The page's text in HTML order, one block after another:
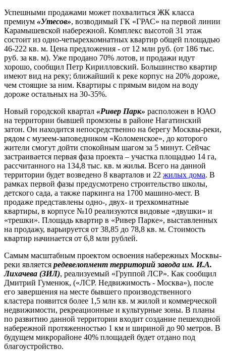
Успешными продажами может похвалиться ЖК класса
премиум «Утесов», возводимый ГК «ГРАС» на первой линии
Карамышевской набережной. Комплекс высотой 31 этаж
состоит из одно-четырехкомнатных квартир общей площадью
46-222 кв. м. Цена предложения - от 12 млн руб. (от 186 тыс.
руб. за кв. м). Уже продано 70% лотов, и продажи идут
хорошо, сообщил Петр Кирилловский. Большинство квартир
имеют вид на реку; ближайший к реке корпус на 20% дороже,
чем стоящие за ним. Квартиры с прямым видом на воду
дороже остальных на 30-35%.
Новый городской квартал «Ривер Парк» расположен в ЮАО
на территории бывшей промзоны в районе Нагатинский
затон. Он находится непосредственно на берегу Москвы-реки,
рядом с музеем-заповедником «Коломенское», до которого
жители смогут дойти спокойным шагом за 5 минут. Сейчас
застраивается первая фаза проекта – участка площадью 14 га,
рассчитанного на 134,8 тыс. кв. м жилья. Всего на данной
территории будет возведено 8 кварталов и 22 жилых дома. В
рамках первой фазы предусмотрено строительство школы,
детского сада, а также паркинга на 1700 машино-мест. В
продаже представлены одно-, двух- и трехкомнатные
квартиры, в корпусе №10 реализуются видовые «двушки» и
«трешки». Площадь квартир в «Ривер Парке», выставленных
на продажу, варьируется от 38,85 до 78,8 кв. м. Стоимость
квартир начинается от 6,8 млн рублей.
Самым масштабным проектом освоения набережных Москвы-
реки является редевелопмент территорий завода им. И.А.
Лихачева (ЗИЛ), реализуемый «Группой ЛСР». Как сообщил
Дмитрий Гуменюк, («ЛСР. Недвижимость - Москва»), после
его завершения на месте бывшего производственного
кластера появится более 1,5 млн кв. м жилой и коммерческой
недвижимости, рекреационные и культурные зоны. В планы
по развитию данной территории входит создание пешеходной
набережной протяженностью 1 км и шириной до 90 метров. В
будущем микрорайоне 40% площадей будет отдано под
благоустройство.